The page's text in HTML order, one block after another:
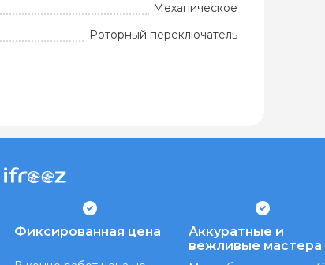
Механическое
Роторный переключатель
Фиксированная цена
Аккуратные и
вежливые мастера